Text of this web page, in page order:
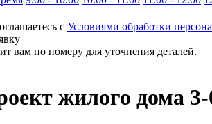
с Условиями обработки
вам по номеру для уточнения деталей.
жилого дома 3-